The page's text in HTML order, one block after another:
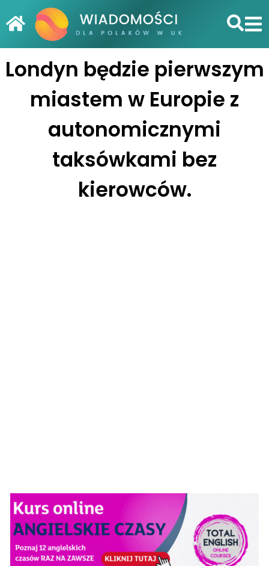
Londyn będzie pierwszym
miastem w Europie z
autonomicznymi
taksówkami bez
kierowców.